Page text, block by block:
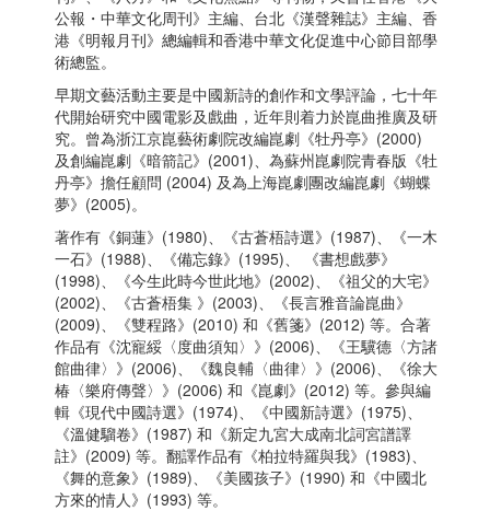
公報・中華文化周刊》主編、台北《漢聲雜誌》主編、香
港《明報月刊》總編輯和香港中華文化促進中心節目部學
術總監。
早期文藝活動主要是中國新詩的創作和文學評論，七十年
代開始研究中國電影及戲曲，近年則着力於崑曲推廣及研
究。曾為浙江京崑藝術劇院改編崑劇《牡丹亭》(2000)
及創編崑劇《暗箭記》(2001)、為蘇州崑劇院青春版《牡
丹亭》擔任顧問 (2004) 及為上海崑劇團改編崑劇《蝴蝶
夢》(2005)。
著作有《銅蓮》(1980)、《古蒼梧詩選》(1987)、《一木
一石》(1988)、《備忘錄》(1995)、 《書想戲夢》
(1998)、《今生此時今世此地》(2002)、《祖父的大宅》
(2002)、《古蒼梧集 》(2003)、《長言雅音論崑曲》
(2009)、《雙程路》(2010) 和《舊箋》(2012) 等。合著
作品有《沈寵綏〈度曲須知〉》(2006)、《王驥德〈方諸
館曲律〉》(2006)、《魏良輔〈曲律〉》(2006)、《徐大
椿〈樂府傳聲〉》(2006) 和《崑劇》(2012) 等。參與編
輯《現代中國詩選》(1974)、《中國新詩選》(1975)、
《溫健騮卷》(1987) 和《新定九宮大成南北詞宮譜譯
註》(2009) 等。翻譯作品有《柏拉特羅與我》(1983)、
《舞的意象》(1989)、《美國孩子》(1990) 和《中國北
方來的情人》(1993) 等。